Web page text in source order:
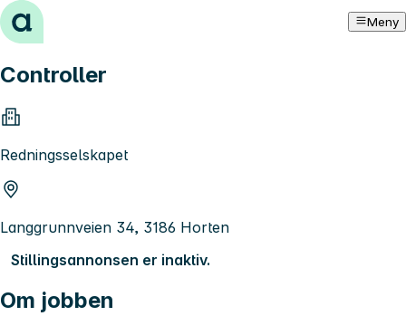
Hopp til innhold Meny
Controller
Redningsselskapet
Langgrunnveien 34, 3186 Horten
Stillingsannonsen er inaktiv.
Om jobben